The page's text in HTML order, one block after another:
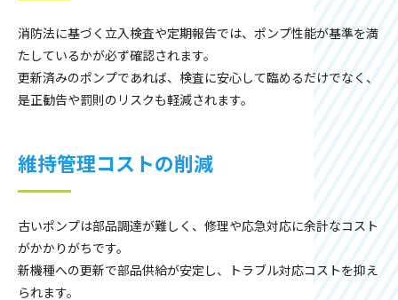
消防法に基づく立入検査や定期報告では、ポンプ性能が基準を満
たしているかが必ず確認されます。
更新済みのポンプであれば、検査に安心して臨めるだけでなく、
是正勧告や罰則のリスクも軽減されます。
維持管理コストの削減
古いポンプは部品調達が難しく、修理や応急対応に余計なコスト
がかかりがちです。
新機種への更新で部品供給が安定し、トラブル対応コストを抑え
られます。